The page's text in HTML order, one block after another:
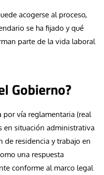
acogerse al proceso,
se ha fijado y qué
parte de la vida laboral
Gobierno?
vía reglamentaria (real
en situación administrativa
de residencia y trabajo en
una respuesta
conforme al marco legal